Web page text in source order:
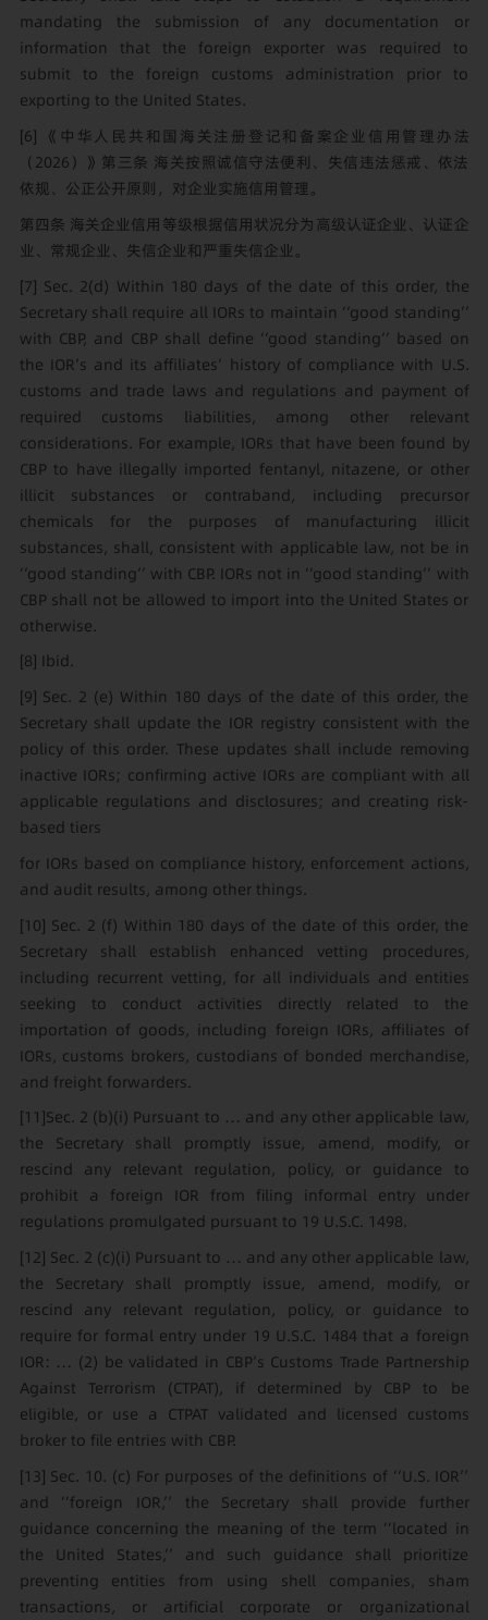
mandating the submission of any documentation or
information that the foreign exporter was required to
submit to the foreign customs administration prior to
exporting to the United States.
[6] 《中华人民共和国海关注册登记和备案企业信用管理办法
（2026）》第三条 海关按照诚信守法便利、失信违法惩戒、依法
依规、公正公开原则，对企业实施信用管理。
第四条 海关企业信用等级根据信用状况分为高级认证企业、认证企
业、常规企业、失信企业和严重失信企业。
[7] Sec. 2(d) Within 180 days of the date of this order, the
Secretary shall require all IORs to maintain ‘‘good standing’’
with CBP, and CBP shall define ‘‘good standing’’ based on
the IOR’s and its affiliates’ history of compliance with U.S.
customs and trade laws and regulations and payment of
required customs liabilities, among other relevant
considerations. For example, IORs that have been found by
CBP to have illegally imported fentanyl, nitazene, or other
illicit substances or contraband, including precursor
chemicals for the purposes of manufacturing illicit
substances, shall, consistent with applicable law, not be in
‘‘good standing’’ with CBP. IORs not in ‘‘good standing’’ with
CBP shall not be allowed to import into the United States or
otherwise.
[8] Ibid.
[9] Sec. 2 (e) Within 180 days of the date of this order, the
Secretary shall update the IOR registry consistent with the
policy of this order. These updates shall include removing
inactive IORs; confirming active IORs are compliant with all
applicable regulations and disclosures; and creating risk-
based tiers
for IORs based on compliance history, enforcement actions,
and audit results, among other things.
[10] Sec. 2 (f) Within 180 days of the date of this order, the
Secretary shall establish enhanced vetting procedures,
including recurrent vetting, for all individuals and entities
seeking to conduct activities directly related to the
importation of goods, including foreign IORs, affiliates of
IORs, customs brokers, custodians of bonded merchandise,
and freight forwarders.
[11]Sec. 2 (b)(i) Pursuant to … and any other applicable law,
the Secretary shall promptly issue, amend, modify, or
rescind any relevant regulation, policy, or guidance to
prohibit a foreign IOR from filing informal entry under
regulations promulgated pursuant to 19 U.S.C. 1498.
[12] Sec. 2 (c)(i) Pursuant to … and any other applicable law,
the Secretary shall promptly issue, amend, modify, or
rescind any relevant regulation, policy, or guidance to
require for formal entry under 19 U.S.C. 1484 that a foreign
IOR: … (2) be validated in CBP’s Customs Trade Partnership
Against Terrorism (CTPAT), if determined by CBP to be
eligible, or use a CTPAT validated and licensed customs
broker to file entries with CBP.
[13] Sec. 10. (c) For purposes of the definitions of ‘‘U.S. IOR’’
and ‘‘foreign IOR,’’ the Secretary shall provide further
guidance concerning the meaning of the term ‘‘located in
the United States,’’ and such guidance shall prioritize
preventing entities from using shell companies, sham
transactions, or artificial corporate or organizational